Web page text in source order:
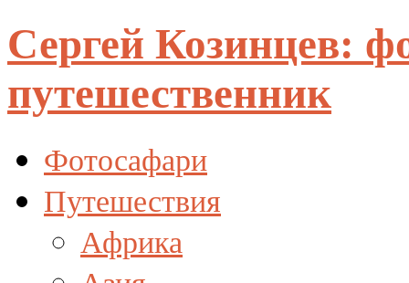
Сергей Козинцев:
путешественник
Фотосафари
Путешествия
Африка